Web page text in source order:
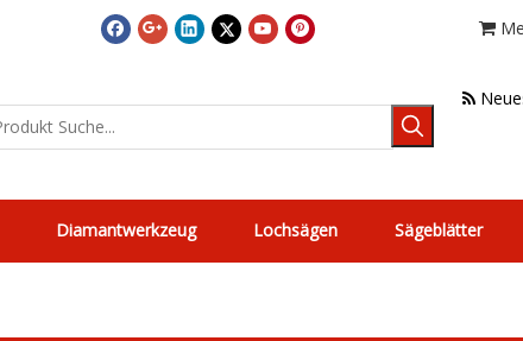


Diamantwerkzeug Lochsägen Sägeblätter